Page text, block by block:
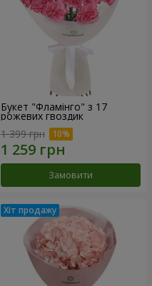
Букет "Фламінго" з 17
рожевих гвоздик
1 399 грн
Замовити